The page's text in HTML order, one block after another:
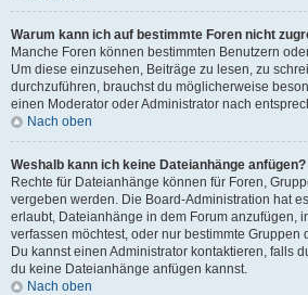
Warum kann ich auf bestimmte Foren nicht
Manche Foren können bestimmten Benutzern
Um diese einzusehen, Beiträge zu lesen, zu
durchzuführen, brauchst du möglicherweise
einen Moderator oder Administrator nach
Nach oben
Weshalb kann ich keine Dateianhänge anfügen?
Rechte für Dateianhänge können für Foren,
vergeben werden. Die Board-Administration hat
erlaubt, Dateianhänge in dem Forum anzufügen,
verfassen möchtest, oder nur bestimmte Gruppen
Du kannst einen Administrator kontaktieren, falls
du keine Dateianhänge anfügen kannst.
Nach oben